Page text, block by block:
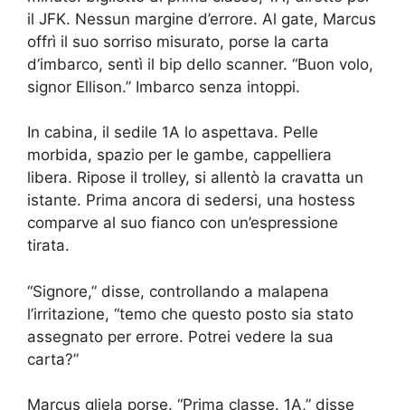
il JFK. Nessun margine d’errore. Al gate, Marcus
offrì il suo sorriso misurato, porse la carta
d’imbarco, sentì il bip dello scanner. “Buon volo,
signor Ellison.” Imbarco senza intoppi.
In cabina, il sedile 1A lo aspettava. Pelle
morbida, spazio per le gambe, cappelliera
libera. Ripose il trolley, si allentò la cravatta un
istante. Prima ancora di sedersi, una hostess
comparve al suo fianco con un’espressione
tirata.
“Signore,” disse, controllando a malapena
l’irritazione, “temo che questo posto sia stato
assegnato per errore. Potrei vedere la sua
carta?”
Marcus gliela porse. “Prima classe. 1A,” disse